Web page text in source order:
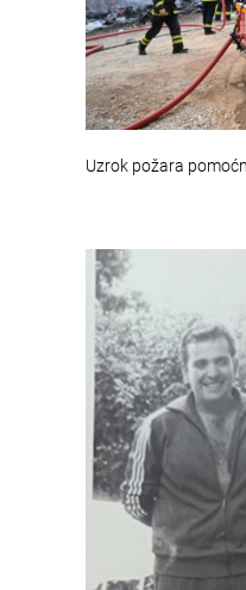
Uzrok požara